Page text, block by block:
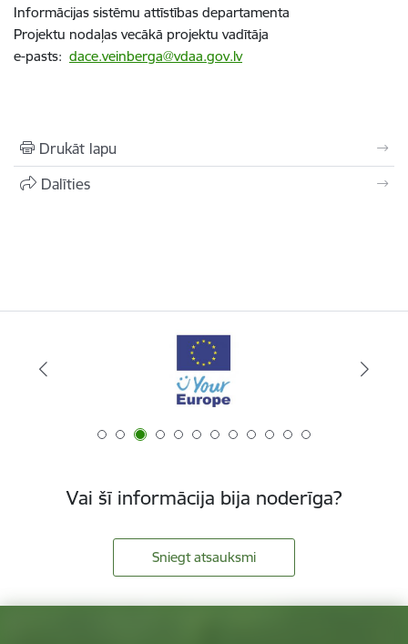
Informācijas sistēmu attīstības departamenta
Projektu nodaļas vecākā projektu vadītāja
e-pasts: dace.veinberga@vdaa.gov.lv
Drukāt lapu
Dalīties
Vai šī informācija bija noderīga?
Sniegt atsauksmi